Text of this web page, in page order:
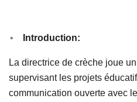
Introduction:
La directrice de crèche joue
supervisant les projets
communication ouverte avec